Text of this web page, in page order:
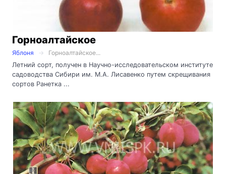
Горноалтайское
Яблоня
Горноалтайское...
Летний сорт, получен в Научно-исследовательском институте
садоводства Сибири им. М.А. Лисавенко путем скрещивания
сортов Ранетка ...